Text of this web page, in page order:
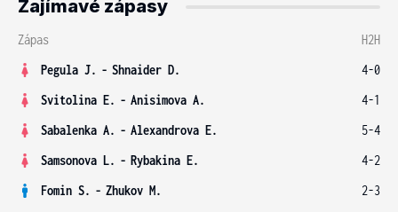
Zajímavé zápasy
Zápas
H2H
Pegula J. - Shnaider D.
4-0
Svitolina E. - Anisimova A.
4-1
Sabalenka A. - Alexandrova E.
5-4
Samsonova L. - Rybakina E.
4-2
Fomin S. - Zhukov M.
2-3